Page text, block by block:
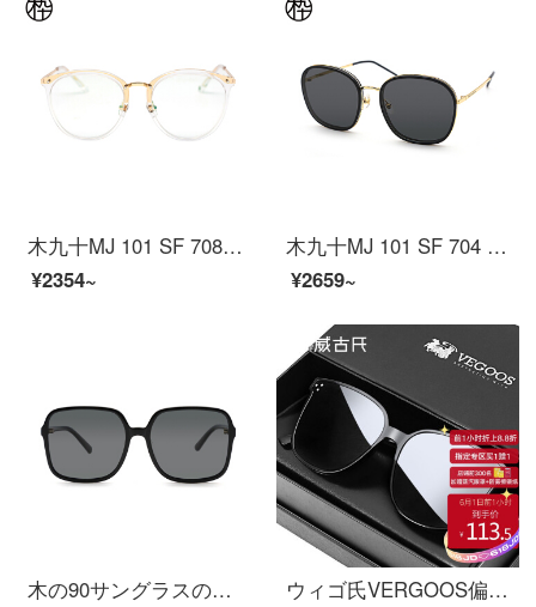
木九十MJ 101 SF 708木九十2020年新品サングラスファッション楕円枠板材金属スプライスオプション偏光女性用サングラスMJ 101 SF 708 TYC 4
¥2354~
木九十MJ 101 SF 704 2020新品サングラス金属板ミックスファッション楕円女性用サングラスBKC 1黒
¥2659~
木の90サングラスの四角形の板の大きい枠の偏光する男女のサングラスMJ 101 SF 513 BKC 1灰色
ウィゴ氏VERGOOS偏光サングラスの男性スターと同じスターイサングラスの女性用ヴィンテージ軽自動車運転メガネ6189 A亮黒枠偏光灰片